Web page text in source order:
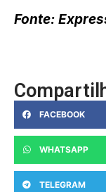
Fonte:
FACEBOOK
WHATSAPP
TELEGRAM